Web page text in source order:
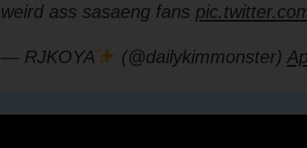
weird ass sasaeng fans
— RJKOYA (@dailykimmonster)